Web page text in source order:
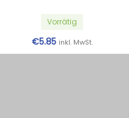
Vorrätig
€5.85 inkl. MwSt.